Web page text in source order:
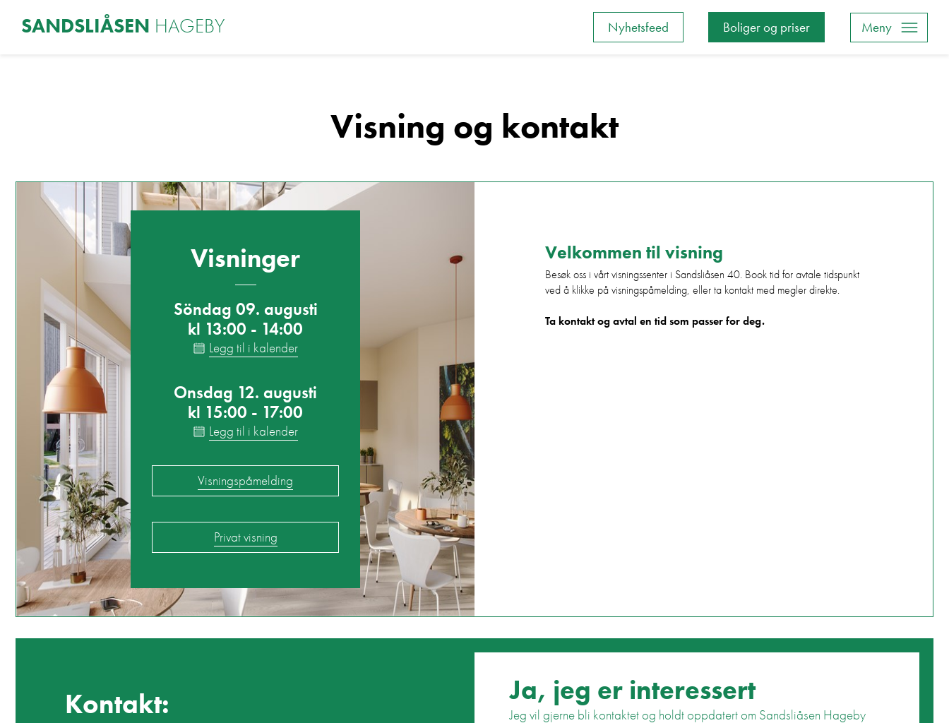
Visning og kontakt
SANDSLIÅSEN HAGEBY Nyhetsfeed Boliger og priser Meny
Visning og kontakt
Velkommen til visning
Besøk oss i vårt visningssenter i Sandsliåsen 40. Book tid for avtale tidspunkt
ved å klikke på visningspåmelding, eller ta kontakt med megler direkte.
Ta kontakt og avtal en tid som passer for deg.
Visninger
Söndag 09. augusti
kl 13:00 - 14:00
Legg til i kalender
Onsdag 12. augusti
kl 15:00 - 17:00
Legg til i kalender
Visningspåmelding
Privat visning
Kontakt: Ja, jeg er interessert
Jeg vil gjerne bli kontaktet og holdt oppdatert om Sandsliåsen Hageby